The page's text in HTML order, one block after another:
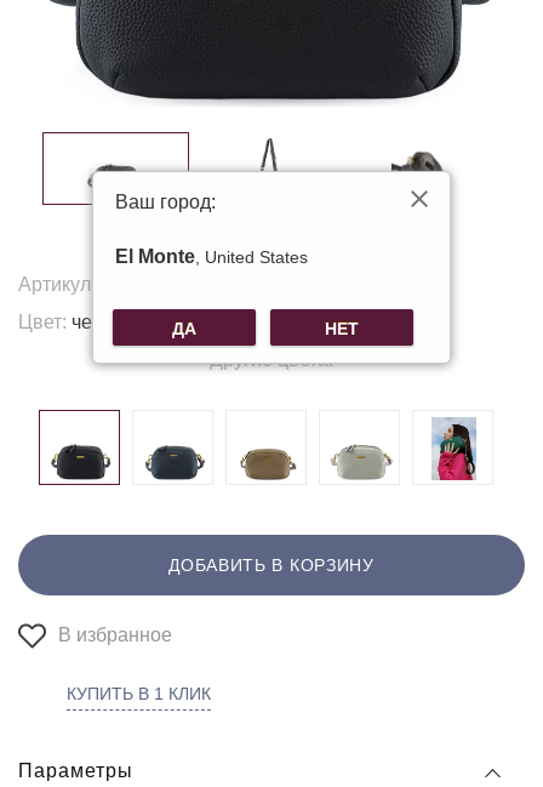
Артикул:
Цвет: черный
Другие цвета:
ДОБАВИТЬ В КОРЗИНУ
В избранное
КУПИТЬ В 1 КЛИК
Параметры
Ваш город:
El Monte , United States
ДА НЕТ